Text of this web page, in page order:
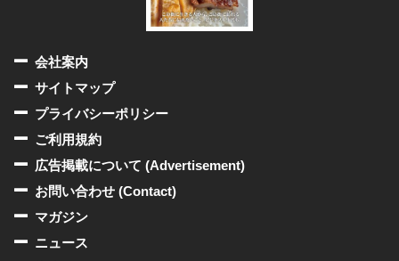
会社案内
サイトマップ
プライバシーポリシー
ご利用規約
広告掲載について (Advertisement)
お問い合わせ (Contact)
マガジン
ニュース